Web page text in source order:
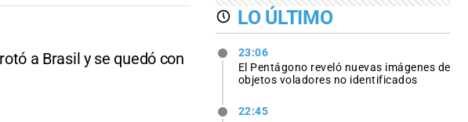
a Brasil y se quedó con
LO ÚLTIMO
23:06
El Pentágono reveló nuevas imágenes de
objetos voladores no identificados
22:45